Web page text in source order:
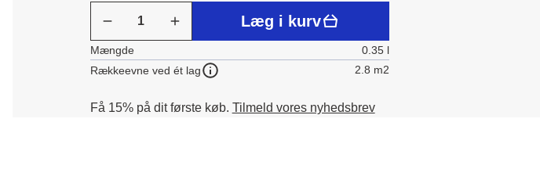
Læg i kurv
Mængde
0.35 l
Rækkeevne ved ét lag
2.8 m2
Få 15% på dit første køb. Tilmeld vores nyhedsbrev